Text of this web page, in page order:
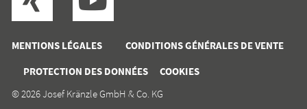
MENTIONS LÉGALES
CONDITIONS GÉNÉRALES DE VENTE
PROTECTION DES DONNÉES
COOKIES
© 2026 Josef Kränzle GmbH & Co. KG